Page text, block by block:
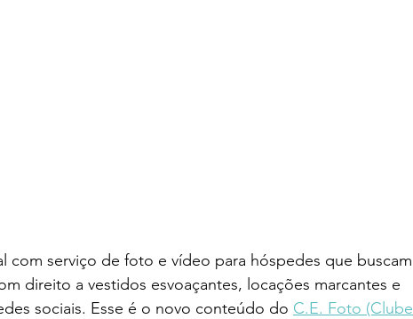
com serviço de foto e vídeo para hóspedes que buscam
direito a vestidos esvoaçantes, locações marcantes e
sociais. Esse é o novo conteúdo do C.E. Foto (Clube